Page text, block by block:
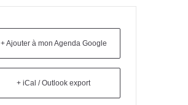
+ Ajouter à mon Agenda Google
+ iCal / Outlook export